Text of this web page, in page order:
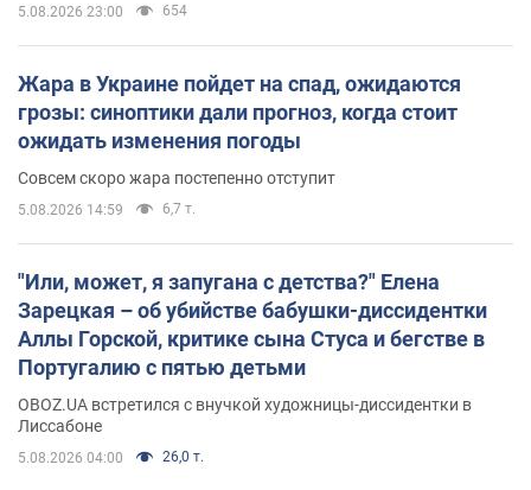
5.08.2026 23:00 654
Жара в Украине пойдет на спад, ожидаются
грозы: синоптики дали прогноз, когда стоит
ожидать изменения погоды
Совсем скоро жара постепенно отступит
5.08.2026 14:59 6,7 т.
"Или, может, я запугана с детства?" Елена
Зарецкая – об убийстве бабушки-диссидентки
Аллы Горской, критике сына Стуса и бегстве в
Португалию с пятью детьми
OBOZ.UA встретился с внучкой художницы-диссидентки в
Лиссабоне
5.08.2026 04:00 26,0 т.